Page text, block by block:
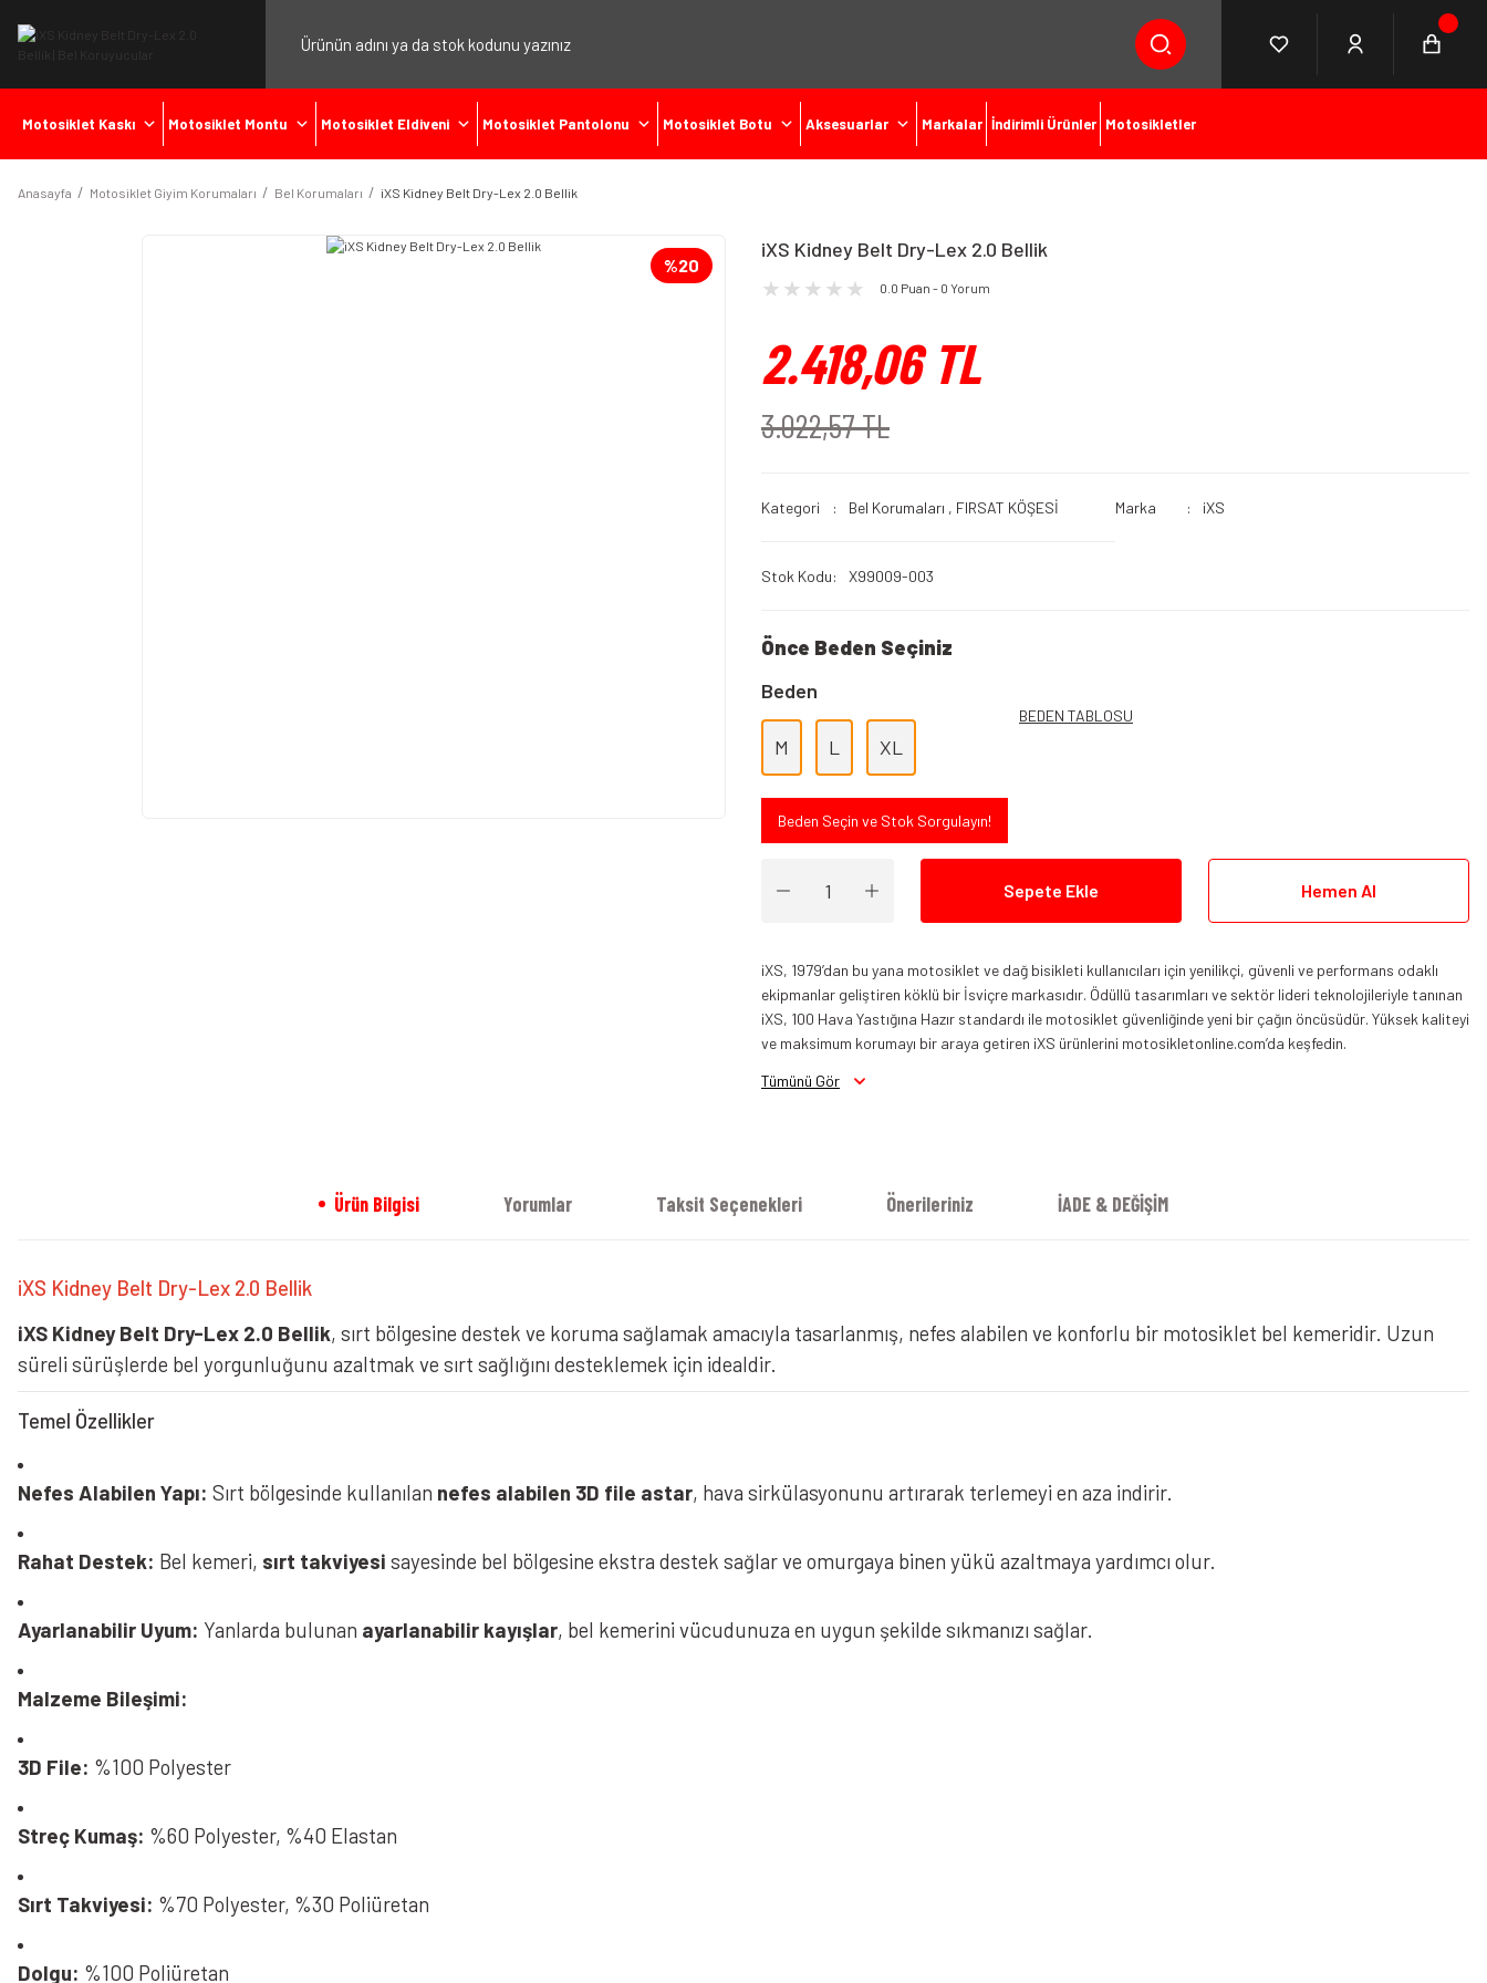
Motosiklet Kaskı Motosiklet Montu Motosiklet Eldiveni Motosiklet Pantolonu Motosiklet Botu Aksesuarlar Markalar İndirimli Ürünler Motosikletler
Anasayfa Motosiklet Giyim Korumaları Bel Korumaları iXS Kidney Belt Dry-Lex 2.0 Bellik
%20
iXS Kidney Belt Dry-Lex 2.0 Bellik
0.0 Puan - 0 Yorum
2.418,06 TL
3.022,57 TL
Kategori Bel Korumaları , FIRSAT KÖŞESİ Marka iXS
Stok Kodu X99009-003
Önce Beden Seçiniz
Beden
M L XL
BEDEN TABLOSU
Beden Seçin ve Stok Sorgulayın!
Sepete Ekle Hemen Al
iXS, 1979’dan bu yana motosiklet ve dağ bisikleti kullanıcıları için yenilikçi, güvenli ve performans odaklı
ekipmanlar geliştiren köklü bir İsviçre markasıdır. Ödüllü tasarımları ve sektör lideri teknolojileriyle tanınan
iXS, 100 Hava Yastığına Hazır standardı ile motosiklet güvenliğinde yeni bir çağın öncüsüdür. Yüksek kaliteyi
ve maksimum korumayı bir araya getiren iXS ürünlerini motosikletonline.com’da keşfedin.
Tümünü Gör
Ürün Bilgisi Yorumlar Taksit Seçenekleri Önerileriniz İADE & DEĞİŞİM
iXS Kidney Belt Dry-Lex 2.0 Bellik
iXS Kidney Belt Dry-Lex 2.0 Bellik, sırt bölgesine destek ve koruma sağlamak amacıyla tasarlanmış, nefes alabilen ve konforlu bir motosiklet bel kemeridir. Uzun
süreli sürüşlerde bel yorgunluğunu azaltmak ve sırt sağlığını desteklemek için idealdir.
Temel Özellikler
Nefes Alabilen Yapı: Sırt bölgesinde kullanılan nefes alabilen 3D file astar, hava sirkülasyonunu artırarak terlemeyi en aza indirir.
Rahat Destek: Bel kemeri, sırt takviyesi sayesinde bel bölgesine ekstra destek sağlar ve omurgaya binen yükü azaltmaya yardımcı olur.
Ayarlanabilir Uyum: Yanlarda bulunan ayarlanabilir kayışlar, bel kemerini vücudunuza en uygun şekilde sıkmanızı sağlar.
Malzeme Bileşimi:
3D File: %100 Polyester
Streç Kumaş: %60 Polyester, %40 Elastan
Sırt Takviyesi: %70 Polyester, %30 Poliüretan
Dolgu: %100 Poliüretan